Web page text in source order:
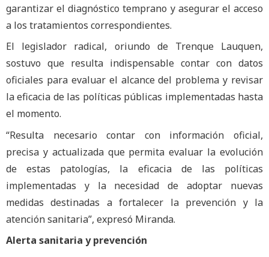
garantizar el diagnóstico temprano y asegurar el acceso
a los tratamientos correspondientes.
El legislador radical, oriundo de Trenque Lauquen,
sostuvo que resulta indispensable contar con datos
oficiales para evaluar el alcance del problema y revisar
la eficacia de las políticas públicas implementadas hasta
el momento.
“Resulta necesario contar con información oficial,
precisa y actualizada que permita evaluar la evolución
de estas patologías, la eficacia de las políticas
implementadas y la necesidad de adoptar nuevas
medidas destinadas a fortalecer la prevención y la
atención sanitaria”, expresó Miranda.
Alerta sanitaria y prevención